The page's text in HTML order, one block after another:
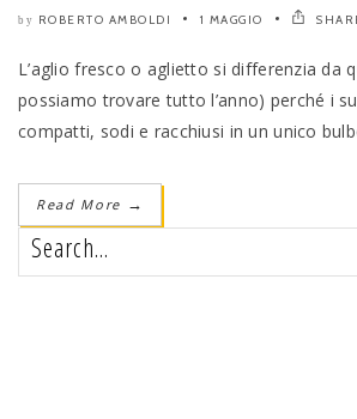
by ROBERTO AMBOLDI 1 MAGGIO
L’aglio fresco o aglietto si differenzia da
possiamo trovare tutto l’anno) perché i
compatti, sodi e racchiusi in un unico
Read More →